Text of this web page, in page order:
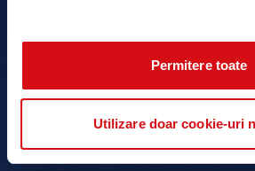
Permitere toate
Utilizare doar cookie-uri